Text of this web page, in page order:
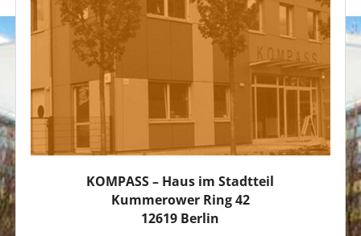
KOMPASS – Haus im Stadtteil
Kummerower Ring 42
12619 Berlin